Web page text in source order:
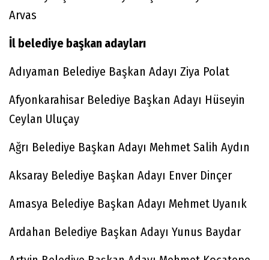
Arvas
İl belediye başkan adayları
Adıyaman Belediye Başkan Adayı Ziya Polat
Afyonkarahisar Belediye Başkan Adayı Hüseyin
Ceylan Uluçay
Ağrı Belediye Başkan Adayı Mehmet Salih Aydın
Aksaray Belediye Başkan Adayı Enver Dinçer
Amasya Belediye Başkan Adayı Mehmet Uyanık
Ardahan Belediye Başkan Adayı Yunus Baydar